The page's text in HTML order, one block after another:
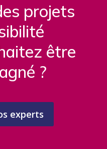
projets
être
?
experts